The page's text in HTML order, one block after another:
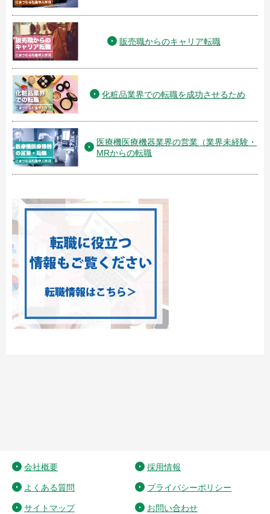
販売職からのキャリア転職
化粧品業界での転職を成功させるため
医療機医療機器業界の営業（業界未経験・
MRからの転職
会社概要 採用情報
よくある質問 プライバシーポリシー
サイトマップ お問い合わせ